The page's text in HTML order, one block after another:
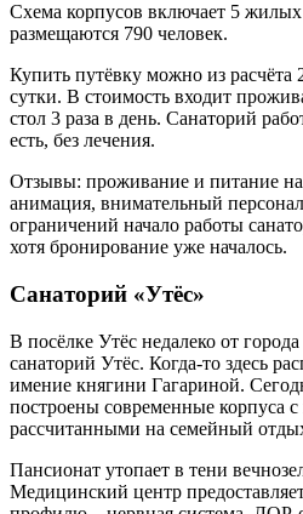
Схема корпусов включает 5 жилых
размещаются 790 человек.
Купить путёвку можно из расчёта
сутки. В стоимость входит
стол 3 раза в день. Санаторий
есть, без лечения.
Отзывы: проживание и питание
анимация, внимательный
ограничений начало работы
хотя бронирование уже началось.
Санаторий «Утёс»
В посёлке Утёс недалеко от
санаторий Утёс. Когда-то здесь
имение княгини Гагариной.
построены современные корпуса
рассчитанными на семейный
Пансионат утопает в тени
Медицинский центр